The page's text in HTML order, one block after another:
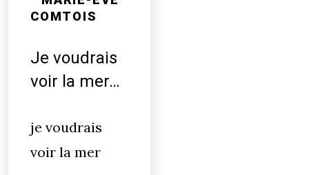
COMTOIS
Je voudrais
voir la mer…
je voudrais
voir la mer